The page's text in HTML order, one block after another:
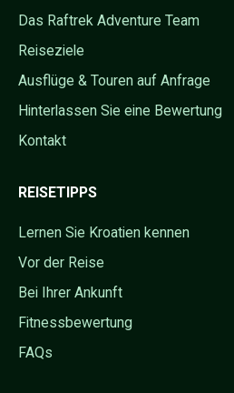
Das Raftrek Adventure Team
Reiseziele
Ausflüge & Touren auf Anfrage
Hinterlassen Sie eine Bewertung
Kontakt
REISETIPPS
Lernen Sie Kroatien kennen
Vor der Reise
Bei Ihrer Ankunft
Fitnessbewertung
FAQs